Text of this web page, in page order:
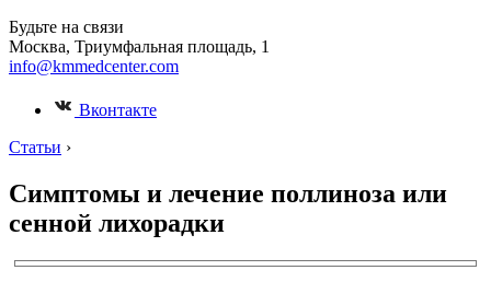
Будьте на связи
Москва, Триумфальная площадь, 1
info@kmmedcenter.com
Вконтакте
Статьи ›
Симптомы и лечение поллиноза или
сенной лихорадки